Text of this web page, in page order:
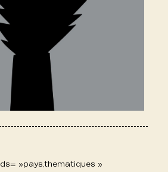
»pays,thematiques »